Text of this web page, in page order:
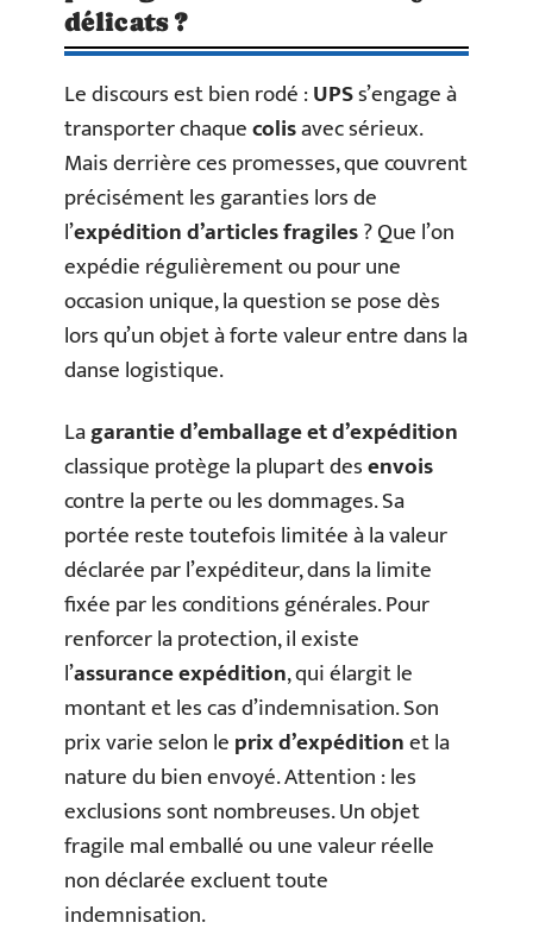
délicats ?
Le discours est bien rodé :UPSs’engage à
transporter chaquecolisavec sérieux.
Mais derrière ces promesses, que couvrent
précisément les garanties lors de
l’expédition d’articles fragiles? Que l’on
expédie régulièrement ou pour une
occasion unique, la question se pose dès
lors qu’un objet à forte valeur entre dans la
danse logistique.
Lagarantie d’emballage et d’expédition
classique protège la plupart desenvois
contre la perte ou les dommages. Sa
portée reste toutefois limitée à la valeur
déclarée par l’expéditeur, dans la limite
fixée par les conditions générales. Pour
renforcer la protection, il existe
l’assurance expédition, qui élargit le
montant et les cas d’indemnisation. Son
prix varie selon leprix d’expéditionet la
nature du bien envoyé. Attention : les
exclusions sont nombreuses. Un objet
fragile mal emballé ou une valeur réelle
non déclarée excluent toute
indemnisation.